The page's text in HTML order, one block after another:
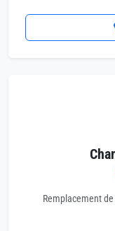
Remplacement